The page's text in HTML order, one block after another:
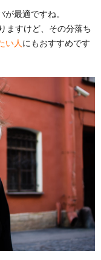
最適ですね。
ますけど、その分落ち
い人 にもおすすめです